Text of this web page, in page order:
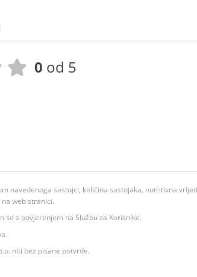
0 od 5
navedenoga sastojci, količina sastojaka, nutritivna
web stranici.
s povjerenjem na Službu za Korisnike.
niti bez pisane potvrde.